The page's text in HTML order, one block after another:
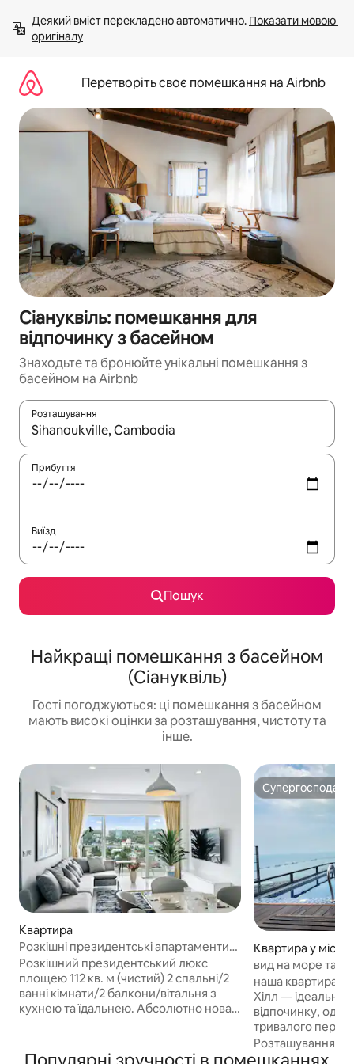
вмісту
Деякий вміст перекладено автоматично. Показати мовою
оригіналу
Перетворіть своє помешкання на Airbnb
Сіануквіль: помешкання для
відпочинку з басейном
Знаходьте та бронюйте унікальні помешкання з
басейном на Airbnb
Розташування
Отримавши результати пошуку, використовуйте для
Прибуття
Виїзд
Пошук
Найкращі помешкання з басейном
(Сіануквіль)
Гості погоджуються: ці помешкання з басейном
мають високі оцінки за розташування, чистоту та
інше.
Квартира
Розкішні президентські апартаменти
112 кв. м (чиста площа)
Розкішний президентський люкс
площею 112 кв. м (чистий) 2 спальні/2
ванні кімнати/2 балкони/вітальня з
кухнею та їдальнею. Абсолютно нова
Apartments) Розташовано на 9-му
Супергосподар
Супергосподар
Квартира у місті
PHIP
вид на море та
наша квартира з
Хілл — ідеально
відпочинку,
тривалого
Ласкаво
помешкання на
Розташування